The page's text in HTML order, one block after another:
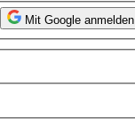
Mit Google anmelden